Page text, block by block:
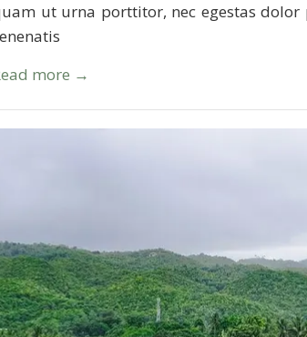
ut urna porttitor, nec egestas dolor
more →